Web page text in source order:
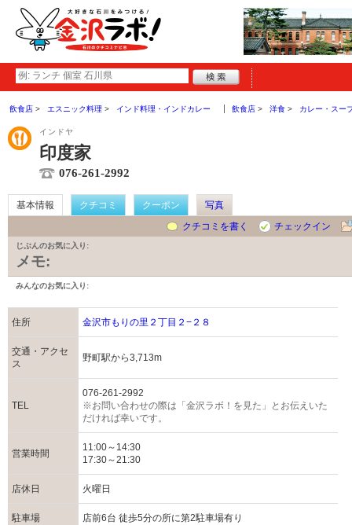
飲食店 エスニック料理 インド料理・インドカレー 飲食店 洋食 カレー・スー
インドヤ
印度家
076-261-2992
基本情報 クチコミ クーポン
写真
クチコミを書く
チェックイン
じぶんのお気に入り:
メモ:
みんなのお気に入り:
住所 金沢市もりの里２丁目２−２８
交通・アクセ
ス
野町駅から3,713m
TEL
076-261-2992
※お問い合わせの際は「金沢ラボ！を見た」とお伝えいた
だければ幸いです。
営業時間
11:00～14:30
17:30～21:30
店休日 火曜日
駐車場 店前6台 徒歩5分の所に第2駐車場有り